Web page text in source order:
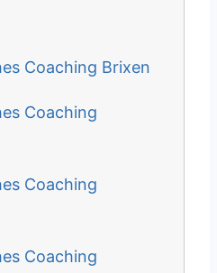
Coaching Brixen
Coaching
Coaching
Coaching